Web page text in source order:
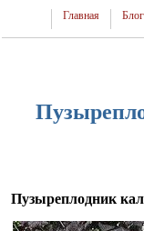
Главная Блог
Пузыреплодник